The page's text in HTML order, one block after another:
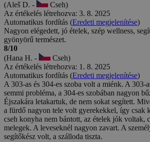
(Aleš D. -
Cseh)
Az értékelés létrehozva: 3. 8. 2025
Automatikus fordítás (Eredeti megjelenítése)
Nagyon elégedett, jó ételek, szép wellness,
gyönyörű természet.
8/10
(Hana H. -
Cseh)
Az értékelés létrehozva: 1. 8. 2025
Automatikus fordítás (Eredeti megjelenítése)
A 303-as és 304-es szoba volt a miénk. A 303-
semmi probléma, a 304-es szobában nagyon
Éjszakára letakartuk, de nem sokat segített.
a fürdő nagyon tele volt gyerekekkel, így csak
cseh konyha nem bántott, az ételek jók voltak,
melegek. A leveseknél nagyon zavart. A
segítőkész volt, a szálloda tiszta.